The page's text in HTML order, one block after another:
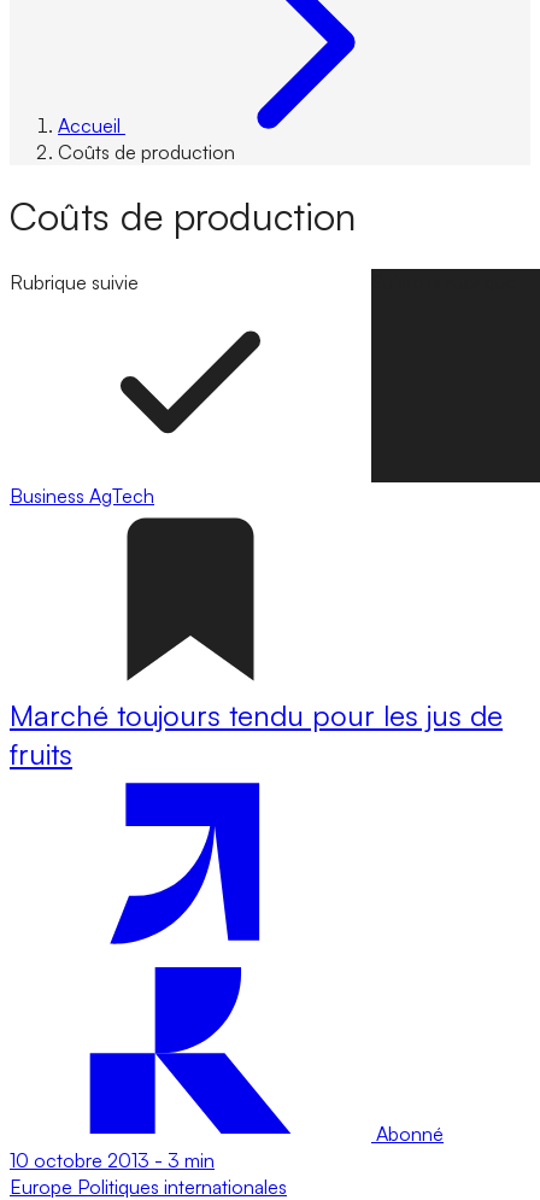
Accueil
Coûts de production
Coûts de production
Rubrique suivie
Business AgTech
Marché toujours tendu pour les jus de
fruits
Abonné
10 octobre 2013 - 3 min
Europe Politiques internationales